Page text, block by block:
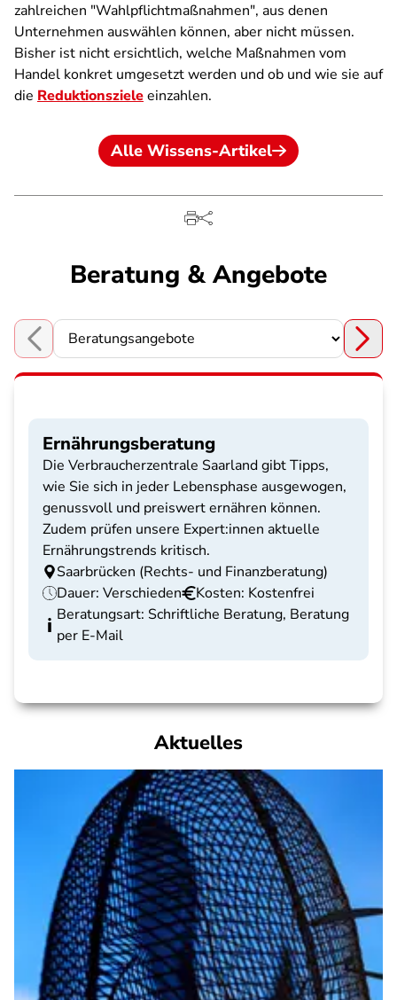
zahlreichen "Wahlpflichtmaßnahmen", aus denen
Unternehmen auswählen können, aber nicht müssen.
Bisher ist nicht ersichtlich, welche Maßnahmen vom
Handel konkret umgesetzt werden und ob und wie sie auf
die Reduktionszieleeinzahlen.
Alle Wissens-Artikel
Beratung & Angebote
Choose a section
Ernährungsberatung
Die Verbraucherzentrale Saarland gibt Tipps,
wie Sie sich in jeder Lebensphase ausgewogen,
genussvoll und preiswert ernähren können.
Zudem prüfen unsere Expert:innen aktuelle
Ernährungstrends kritisch.
Saarbrücken (Rechts- und Finanzberatung)
Dauer: Verschieden
Kosten: Kostenfrei
Beratungsart: Schriftliche Beratung, Beratung
per E-Mail
Aktuelles